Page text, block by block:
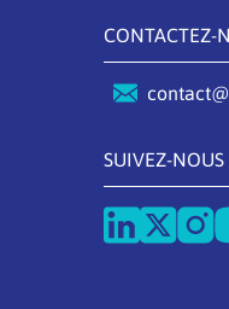
CONTACTEZ-
SUIVEZ-NOUS